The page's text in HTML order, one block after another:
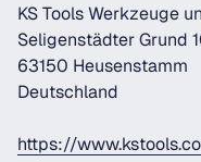
KS Tools Werkzeuge
Seligenstädter Grund
63150 Heusenstamm
Deutschland
https://